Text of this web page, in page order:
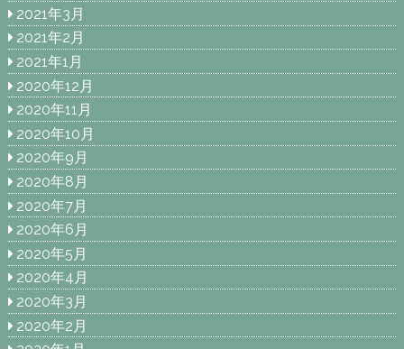
2021年3月
2021年2月
2021年1月
2020年12月
2020年11月
2020年10月
2020年9月
2020年8月
2020年7月
2020年6月
2020年5月
2020年4月
2020年3月
2020年2月